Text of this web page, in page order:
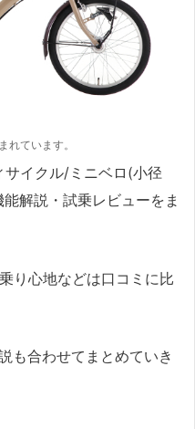
れています。
イクル/ミニベロ(小径
解説・試乗レビューをま
り心地などは口コミに比
も合わせてまとめていき